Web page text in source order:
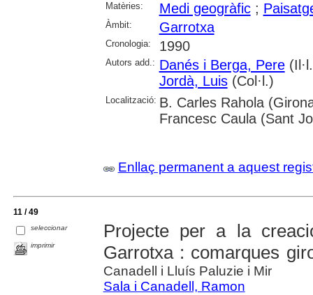
Matèries: Medi geogràfic;
Àmbit: Garrotxa
Cronologia: 1990
Autors add.: Danés i Berga, Pere
Jordà, Luis(Col·l.)
Localització: B. Carles Rahola
Francesc Caula (Sant
Enllaç permanent a aquest
11 / 49
seleccionar
imprimir
Projecte per a la
Garrotxa : comarques
Canadell i Lluís Paluzie i Mir
Sala i Canadell, Ramon